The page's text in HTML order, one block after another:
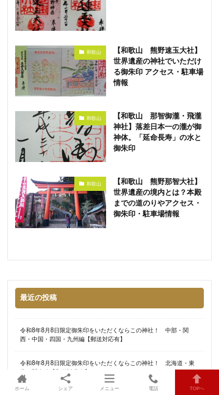
和歌山
【和歌山 熊野速玉大社】
世界遺産の神社でいただけ
る御朱印 アクセス・駐車場
情報
和歌山
【和歌山 那智御瀧・飛瀧
神社】落差日本一の瀧が御
神体。「延命長寿」の水と
御朱印
和歌山
【和歌山 熊野那智大社】
世界遺産の境内とは？本殿
までの道のりやアクセス・
御朱印・駐車場情報
最近の投稿
令和8年8月8日限定御朱印をいただくならこの神社！ 中部・関
西・中国・四国・九州編【郵送対応有】
令和8年8月8日限定御朱印をいただくならこの神社！ 北海道・東
ホーム シェア メニュー 電話 TOPへ